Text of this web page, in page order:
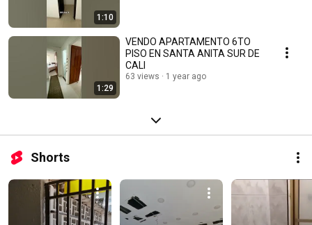
1:10
1:29
VENDO APARTAMENTO 6TO
PISO EN SANTA ANITA SUR DE
CALI
63 views 1 year ago
Shorts